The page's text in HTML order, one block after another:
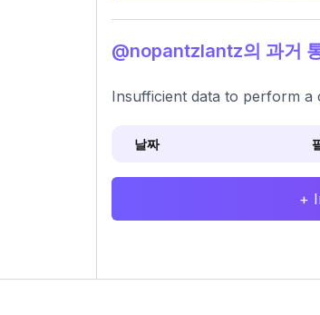
@nopantzlantz의 과거
Insufficient data to perform a
날짜
+